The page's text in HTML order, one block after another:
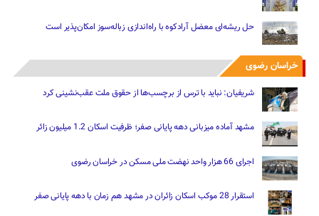
حل ریشه‌ای معضل آرادکوه با راه‌اندازی زباله‌سوز امکان‌پذیر است
خراسان رضوی
شریفیان: نباید با ترس از برچسب‌ها از حقوق ملت عقب‌نشینی کرد
مشهد آماده میزبانی دهه پایانی صفر؛ ظرفیت اسکان 1.2 میلیون زائر
اجرای 66 هزار واحد نهضت ملی مسکن در خراسان رضوی
استقرار 28 موکب اسکان زائران در مشهد هم زمان با دهه پایانی صفر